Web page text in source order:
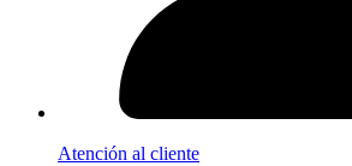
Atención al cliente